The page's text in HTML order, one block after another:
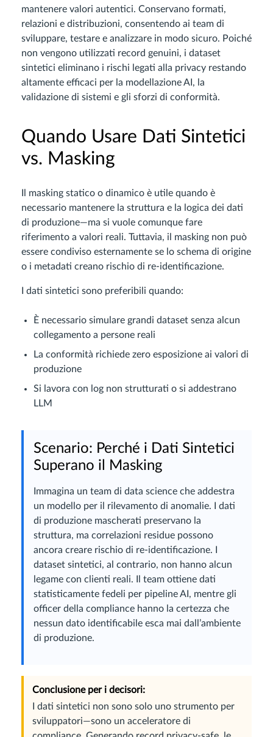
mantenere valori autentici. Conservano formati,
relazioni e distribuzioni, consentendo ai team di
sviluppare, testare e analizzare in modo sicuro. Poiché
non vengono utilizzati record genuini, i dataset
sintetici eliminano i rischi legati alla privacy restando
altamente efficaci per la modellazione AI, la
validazione di sistemi e gli sforzi di conformità.
Quando Usare Dati Sintetici
vs. Masking
Il masking statico o dinamico è utile quando è
necessario mantenere la struttura e la logica dei dati
di produzione—ma si vuole comunque fare
riferimento a valori reali. Tuttavia, il masking non può
essere condiviso esternamente se lo schema di origine
o i metadati creano rischio di re-identificazione.
I dati sintetici sono preferibili quando:
È necessario simulare grandi dataset senza alcun
collegamento a persone reali
La conformità richiede zero esposizione ai valori di
produzione
Si lavora con log non strutturati o si addestrano
LLM
Scenario: Perché i Dati Sintetici
Superano il Masking
Immagina un team di data science che addestra
un modello per il rilevamento di anomalie. I dati
di produzione mascherati preservano la
struttura, ma correlazioni residue possono
ancora creare rischio di re-identificazione. I
dataset sintetici, al contrario, non hanno alcun
legame con clienti reali. Il team ottiene dati
statisticamente fedeli per pipeline AI, mentre gli
officer della compliance hanno la certezza che
nessun dato identificabile esca mai dall’ambiente
di produzione.
Conclusione per i decisori:
I dati sintetici non sono solo uno strumento per
sviluppatori—sono un acceleratore di